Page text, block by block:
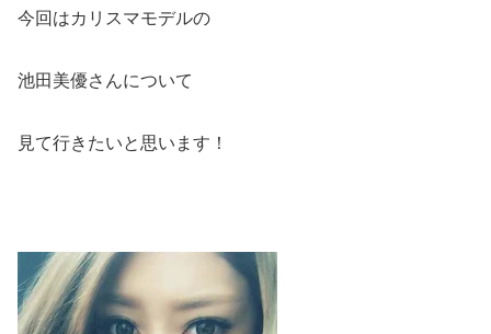
今回はカリスマモデルの
池田美優さんについて
見て行きたいと思います！